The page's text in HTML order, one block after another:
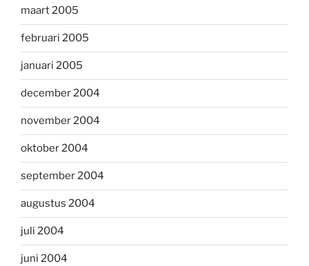
maart 2005
februari 2005
januari 2005
december 2004
november 2004
oktober 2004
september 2004
augustus 2004
juli 2004
juni 2004